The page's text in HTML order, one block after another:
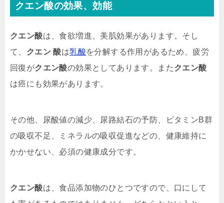
クエン酸の効果、効能
クエン酸は、食欲増進、美肌効果があります。そし
て、 クエン 酸は乳酸を分解する作用があるため、疲労
回復がクエン酸の効果としてあります。またクエン酸
は癌にも効果があります。
その他、尿酸値の減少、尿路結石の予防、ビタミンB群
の吸収不足、ミネラルの吸収促進などの、健康維持に
かかせない、必須の健康成分です。
クエン酸は、食品添加物のひとつですので、口にして